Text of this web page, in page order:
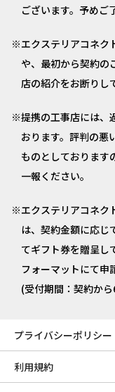
ございます。予めご
エクステリアコネク
や、最初から契約の
店の紹介をお断りし
提携の工事店には、
おります。評判の悪
ものとしております
一報ください。
エクステリアコネク
は、契約金額に応じ
てギフト券を贈呈し
フォーマットにて申
(受付期間：契約か
プライバシーポリシー
利用規約